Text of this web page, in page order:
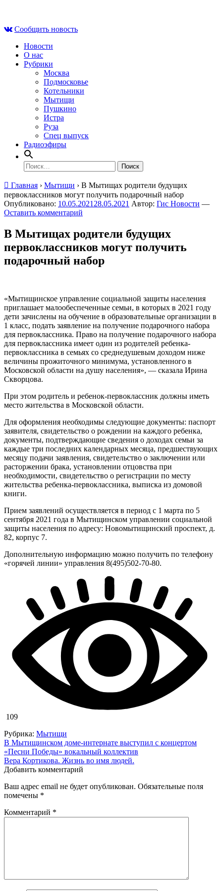
contentСообщить новость
Новости
О нас
Рубрики
Москва
Подмосковье
Котельники
Мытищи
Пушкино
Истра
Руза
Спец выпуск
Радиоэфиры
Найти:
Главная › Мытищи › В Мытищах родители будущих
первоклассников могут получить подарочный набор
Опубликовано: 10.05.2021 28.05.2021 Автор: Гис Новости —
Оставить комментарий
В Мытищах родители будущих
первоклассников могут получить
подарочный набор
«Мытищинское управление социальной защиты населения
приглашает малообеспеченные семьи, в которых в 2021 году
дети зачислены на обучение в образовательные организации в
1 класс, подать заявление на получение подарочного набора
для первоклассника. Право на получение подарочного набора
для первоклассника имеет один из родителей ребенка-
первоклассника в семьях со среднедушевым доходом ниже
величины прожиточного минимума, установленного в
Московской области на душу населения», — сказала Ирина
Скворцова.
При этом родитель и ребенок-первоклассник должны иметь
место жительства в Московской области.
Для оформления необходимы следующие документы: паспорт
заявителя, свидетельство о рождении на каждого ребенка,
документы, подтверждающие сведения о доходах семьи за
каждые три последних календарных месяца, предшествующих
месяцу подачи заявления, свидетельство о заключении или
расторжении брака, установлении отцовства при
необходимости, свидетельство о регистрации по месту
жительства ребенка-первоклассника, выписка из домовой
книги.
Прием заявлений осуществляется в период с 1 марта по 5
сентября 2021 года в Мытищинском управлении социальной
защиты населения по адресу: Новомытищинский проспект, д.
82, корпус 7.
Дополнительную информацию можно получить по телефону
«горячей линии» управления 8(495)502-70-80.
109
Рубрика: Мытищи
Навигация
по
записям
В Мытищинском доме-интернате выступил с концертом
«Песни Победы» вокальный коллектив
Вера Кортикова. Жизнь во имя людей.
Добавить комментарий
Ваш адрес email не будет опубликован. Обязательные поля
помечены *
Комментарий *